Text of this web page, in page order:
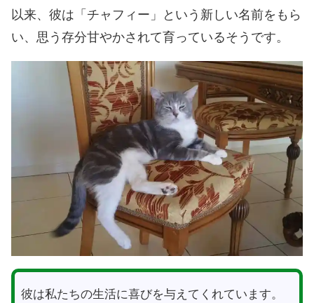
以来、彼は「チャフィー」という新しい名前をもら
い、思う存分甘やかされて育っているそうです。
彼は私たちの生活に喜びを与えてくれています。